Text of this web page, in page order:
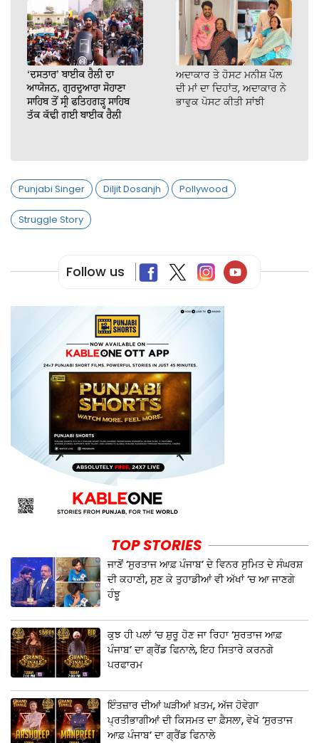
‘ਦਸਤਾਰ’ ਬਾਈਕ ਰੈਲੀ ਦਾ
ਆਯੋਜਨ, ਗੁਰਦੁਆਰਾ ਸੋਹਾਣਾ
ਸਾਹਿਬ ਤੋਂ ਸ੍ਰੀ ਫਤਿਹਗੜ੍ਹ ਸਾਹਿਬ
ਤੱਕ ਕੱਢੀ ਗਈ ਬਾਈਕ ਰੈਲੀ
ਅਦਾਕਾਰ ਤੇ ਹੋਸਟ ਮਨੀਸ਼ ਪੌਲ
ਦੀ ਮਾਂ ਦਾ ਦਿਹਾਂਤ, ਅਦਾਕਾਰ ਨੇ
ਭਾਵੁਕ ਪੋਸਟ ਕੀਤੀ ਸਾਂਝੀ
Punjabi Singer Diljit Dosanjh Pollywood
Struggle Story
Follow us
TOP STORIES
ਜਾਣੋਂ ‘ਸੁਰਤਾਜ ਆਫ਼ ਪੰਜਾਬ’ ਦੇ ਵਿਨਰ ਸੁਮਿਤ ਦੇ ਸੰਘਰਸ਼
ਦੀ ਕਹਾਣੀ, ਸੁਣ ਕੇ ਤੁਹਾਡੀਆਂ ਵੀ ਅੱਖਾਂ ‘ਚ ਆ ਜਾਣਗੇ
ਹੰਝੂ
ਕੁਝ ਹੀ ਪਲਾਂ ‘ਚ ਸ਼ੁਰੂ ਹੋਣ ਜਾ ਰਿਹਾ ‘ਸੁਰਤਾਜ ਆਫ਼
ਪੰਜਾਬ’ ਦਾ ਗ੍ਰੈਂਡ ਫਿਨਾਲੇ, ਇਹ ਸਿਤਾਰੇ ਕਰਨਗੇ
ਪਰਫਾਰਮ
ਇੰਤਜ਼ਾਰ ਦੀਆਂ ਘੜੀਆਂ ਖ਼ਤਮ, ਅੱਜ ਹੋਵੇਗਾ
ਪ੍ਰਤੀਭਾਗੀਆਂ ਦੀ ਕਿਸਮਤ ਦਾ ਫ਼ੈਸਲਾ, ਵੇਖੋ ‘ਸੁਰਤਾਜ
ਆਫ਼ ਪੰਜਾਬ’ ਦਾ ਗ੍ਰੈਂਡ ਫਿਨਾਲੇ